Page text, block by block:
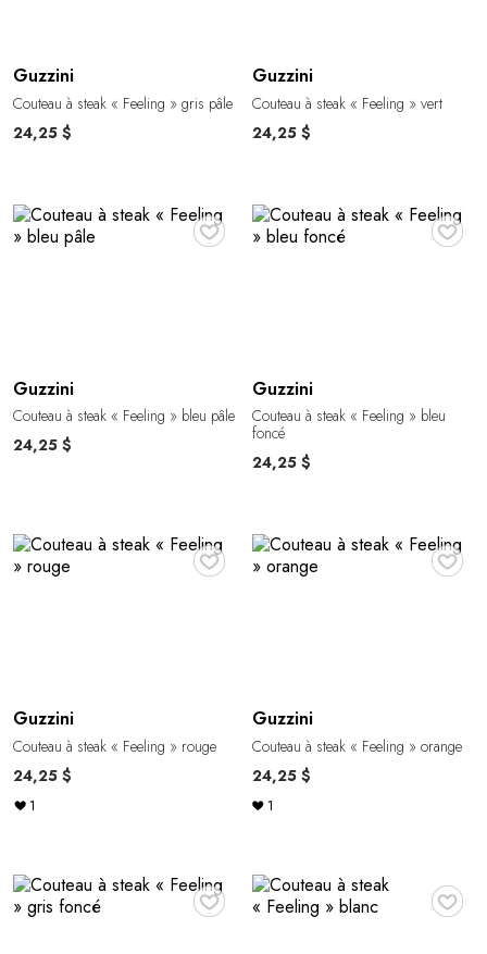
Guzzini
Couteau à steak « Feeling » gris pâle
24,25 $
Guzzini
Couteau à steak « Feeling » vert
24,25 $
♥
Guzzini
Couteau à steak « Feeling » bleu pâle
24,25 $
♥
Guzzini
Couteau à steak « Feeling » bleu
foncé
24,25 $
♥
Guzzini
Couteau à steak « Feeling » rouge
24,25 $
1
♥
Guzzini
Couteau à steak « Feeling » orange
24,25 $
1
♥ ♥